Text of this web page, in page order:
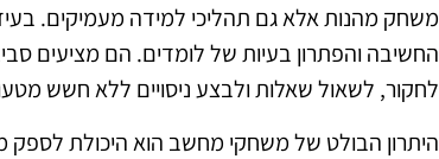
משחק מהנות אלא גם תהליכי למידה מעמיקים.
החשיבה והפתרון בעיות של לומדים. הם מציעים
לחקור, לשאול שאלות ולבצע ניסויים ללא חשש
היתרון הבולט של משחקי מחשב הוא היכולת לספק